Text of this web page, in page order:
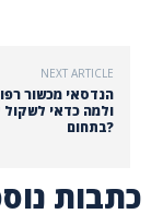
NEXT ARTICLE
הנדסאי מכשור
ולמה כדאי לשקול
בתחום?
כתבות